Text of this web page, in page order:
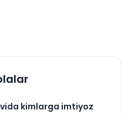
kimlarga imtiyoz